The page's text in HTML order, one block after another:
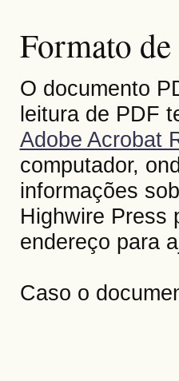
Formato
O documento
leitura de PDF
Adobe Acrobat
computador,
informações
Highwire Press
endereço para
Caso o